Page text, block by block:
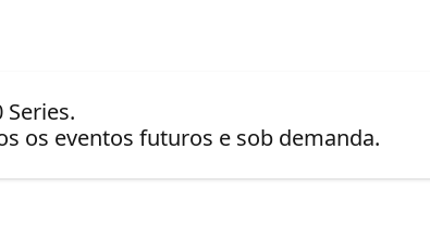
os eventos futuros e sob demanda.